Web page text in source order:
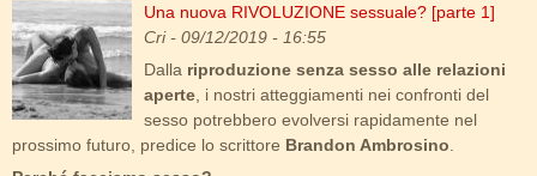
sesso_e_amore.jpg
Una nuova RIVOLUZIONE sessuale? [parte 1]
Cri- 09/12/2019 - 16:55
Dalla riproduzione senza sesso alle relazioni
aperte , i nostri atteggiamenti nei confronti del
sesso potrebbero evolversi rapidamente nel
prossimo futuro, predice lo scrittore Brandon Ambrosino